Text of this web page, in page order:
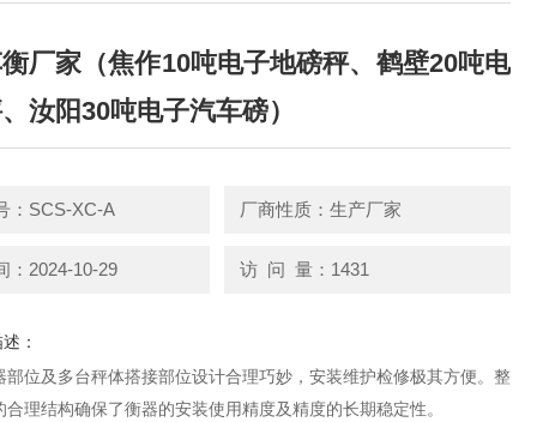
厂家（焦作10吨电子地磅秤、鹤壁20吨电
汝阳30吨电子汽车磅）
：SCS-XC-A 厂商性质：生产厂家
：2024-10-29 访 问 量：1431
：
部位及多台秤体搭接部位设计合理巧妙，安装维护检修极其方便。整
合理结构确保了衡器的安装使用精度及精度的长期稳定性。